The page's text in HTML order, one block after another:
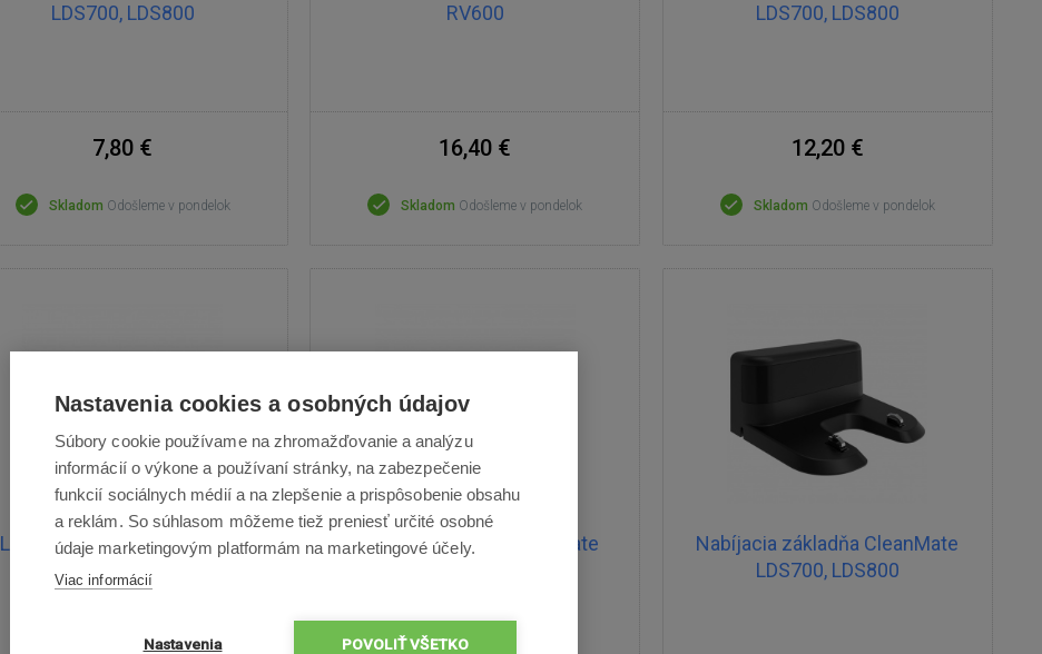
LDS700, LDS800
7,80 €
Skladom Odošleme v pondelok
RV600
16,40 €
Skladom Odošleme v pondelok
LDS700, LDS800
12,20 €
Skladom Odošleme v pondelok
Li-ion batéria pre CleanMate
RV500
Nádoba na prach CleanMate
Nabíjacia základňa CleanMate
LDS700, LDS800
Nastavenia cookies a osobných údajov
Súbory cookie používame na zhromažďovanie a analýzu
informácií o výkone a používaní stránky, na zabezpečenie
funkcií sociálnych médií a na zlepšenie a prispôsobenie obsahu
a reklám. So súhlasom môžeme tiež preniesť určité osobné
údaje marketingovým platformám na marketingové účely.
Viac informácií
Nastavenia POVOLIŤ VŠETKO